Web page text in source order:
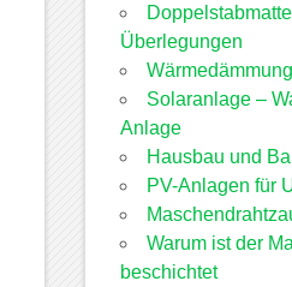
Überlegungen
Solaranlage –
Anlage
Hausbau und
PV-Anlagen für
Warum ist der
beschichtet